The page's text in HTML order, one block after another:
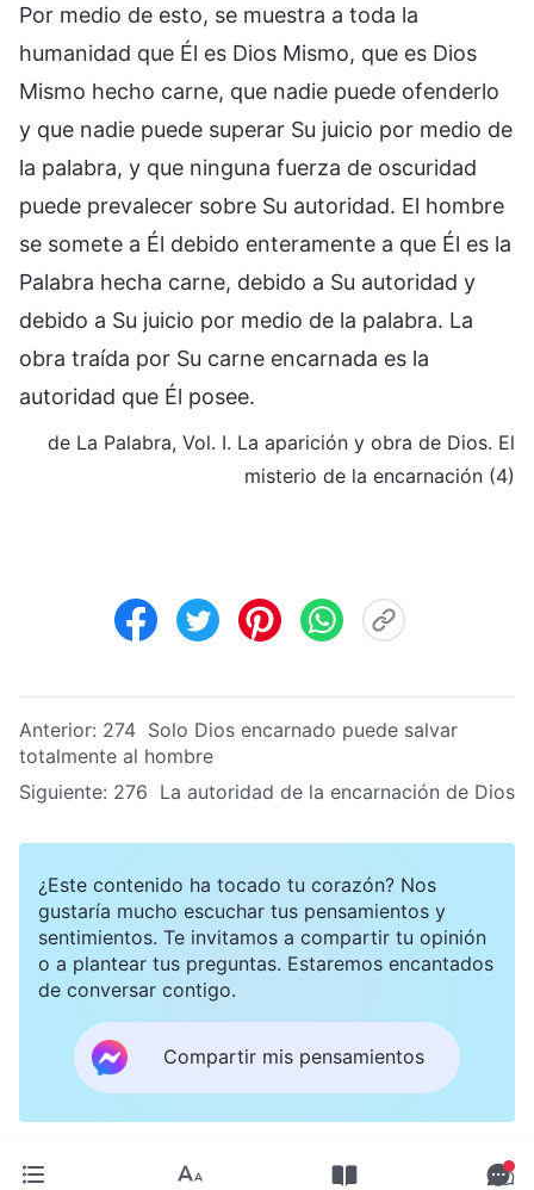
Por medio de esto, se muestra a toda la
humanidad que Él es Dios Mismo, que es Dios
Mismo hecho carne, que nadie puede ofenderlo
y que nadie puede superar Su juicio por medio de
la palabra, y que ninguna fuerza de oscuridad
puede prevalecer sobre Su autoridad. El hombre
se somete a Él debido enteramente a que Él es la
Palabra hecha carne, debido a Su autoridad y
debido a Su juicio por medio de la palabra. La
obra traída por Su carne encarnada es la
autoridad que Él posee.
de La Palabra, Vol. I. La aparición y obra de Dios. El
misterio de la encarnación (4)
Anterior: 274 Solo Dios encarnado puede salvar
totalmente al hombre
Siguiente: 276 La autoridad de la encarnación de Dios
¿Este contenido ha tocado tu corazón? Nos
gustaría mucho escuchar tus pensamientos y
sentimientos. Te invitamos a compartir tu opinión
o a plantear tus preguntas. Estaremos encantados
de conversar contigo.
Compartir mis pensamientos